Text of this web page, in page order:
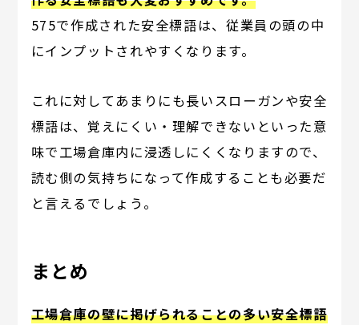
575で作成された安全標語は、従業員の頭の中
にインプットされやすくなります。
これに対してあまりにも長いスローガンや安全
標語は、覚えにくい・理解できないといった意
味で工場倉庫内に浸透しにくくなりますので、
読む側の気持ちになって作成することも必要だ
と言えるでしょう。
まとめ
工場倉庫の壁に掲げられることの多い安全標語